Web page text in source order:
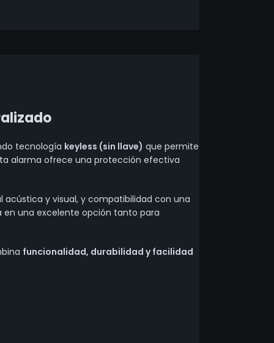
tecnología keyless (sin llave) que permite
alarma ofrece una protección efectiva
acústica y visual, y compatibilidad con una
en una excelente opción tanto para
funcionalidad, durabilidad y facilidad